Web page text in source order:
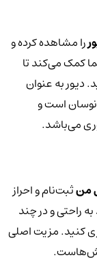
را مشاهده کرده و
کمک می‌کند تا
دیور به عنوان
است و
می‌باشد.
منثبت‌نام و احراز
راحتی و در چند
کنید. مزیت اصلی